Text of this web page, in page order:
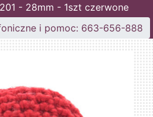
- 28mm - 1szt czerwone
i pomoc: 663-656-888